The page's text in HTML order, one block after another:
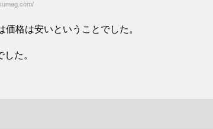
格は安いということでした。
た。